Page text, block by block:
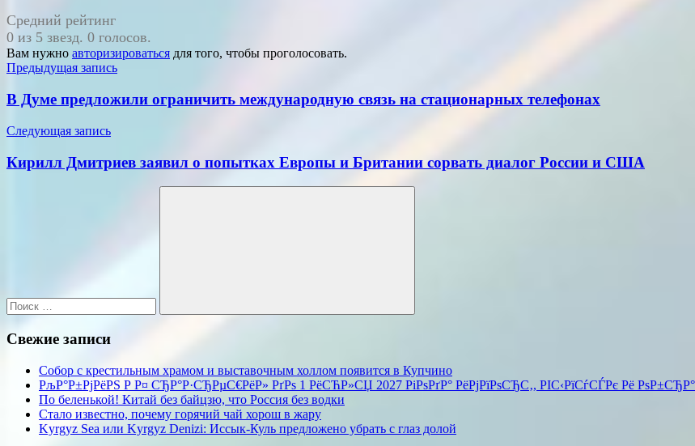
Средний рейтинг
0 из 5 звезд. 0 голосов.
Вам нужно авторизироваться для того, чтобы проголосовать.
Навигация
по
записям
Предыдущая запись
В Думе предложили ограничить международную связь на стационарных телефонах
Следующая запись
Кирилл Дмитриев заявил о попытках Европы и Британии сорвать диалог России и США
Поиск
Свежие записи
Собор с крестильным храмом и выставочным холлом появится в Купчино
РљР°Р±РјРёРЅ Р Р¤ СЂР°Р·СЂРµС€РёР» РґРѕ 1 РёСЋР»СЏ 2027 РіРѕРґР° РёРјРїРѕСЂС‚, РІС‹РїСѓСЃРє Рё
По беленькой! Китай без байцзю, что Россия без водки
Стало известно, почему горячий чай хорош в жару
Kyrgyz Sea или Kyrgyz Denizi: Иссык-Куль предложено убрать с глаз долой